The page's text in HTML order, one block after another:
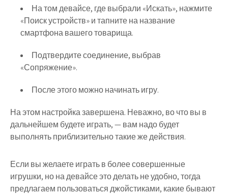
На том девайсе, где выбрали «Искать», нажмите
«Поиск устройств» и тапните на название
смартфона вашего товарища.
Подтвердите соединение, выбрав
«Сопряжение».
После этого можно начинать игру.
На этом настройка завершена. Неважно, во что вы в
дальнейшем будете играть, — вам надо будет
выполнять приблизительно такие же действия.
Если вы желаете играть в более совершенные
игрушки, но на девайсе это делать не удобно, тогда
предлагаем пользоваться джойстиками, какие бывают